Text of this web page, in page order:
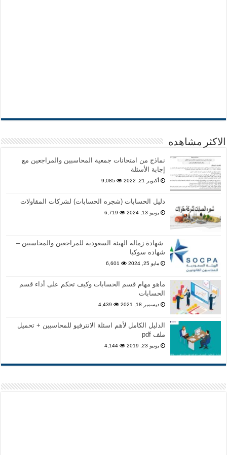
الاكثر مشاهده
نماذج من امتحانات جمعية المحاسبين والمراجعين مع
إجابة الأسئلة
أكتوبر 21, 2022 9,085
دليل الحسابات (شجره الحسابات) لشركات المقاولات
يونيو 13, 2024 6,719
شهادة زمالة الهيئة السعودية للمراجعين والمحاسبين –
شهاده سوكبا
مايو 25, 2024 6,601
ماهو مهام قسم الحسابات وكيف تحكم على أداء قسم
الحسابات
ديسمبر 18, 2021 4,439
الدليل الكامل لأهم اسئلة الانترفيو للمحاسبين + تحميل
ملف pdf
يونيو 23, 2019 4,144